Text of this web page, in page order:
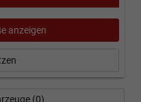
anzeigen
(0)